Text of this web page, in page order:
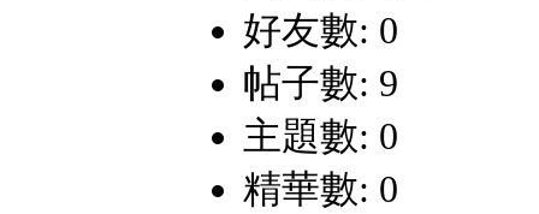
好友數: 0
帖子數: 9
主題數: 0
精華數: 0